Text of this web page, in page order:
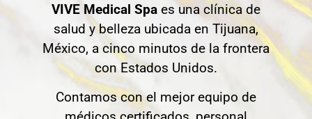
VIVE Medical Spa es una clínica de
salud y belleza ubicada en Tijuana,
México, a cinco minutos de la frontera
con Estados Unidos.
Contamos con el mejor equipo de